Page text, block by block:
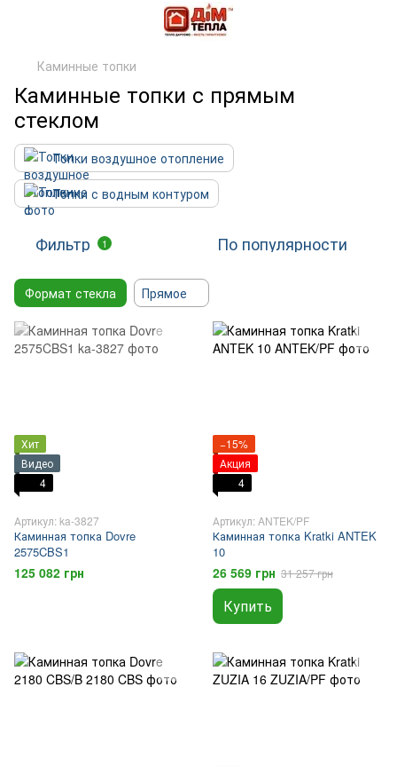
Каминные топки
Каминные топки с прямым
стеклом
Топки воздушное отопление
Топки с водным контуром
Фильтр 1 По популярности
Формат стекла Прямое
Хит
Видео
4
Артикул: ka-3827
Каминная топка Dovre
2575CBS1
125 082 грн
−15%
Акция
4
Артикул: ANTEK/PF
Каминная топка Kratki ANTEK
10
26 569 грн 31 257 грн
Купить